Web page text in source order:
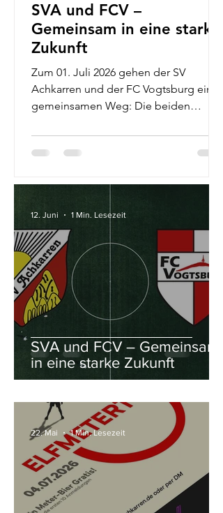
SVA und FCV –
Gemeinsam in eine starke
Zukunft
Zum 01. Juli 2026 gehen der SV
Achkarren und der FC Vogtsburg einen
gemeinsamen Weg: Die beiden
Mannschaften zu einer
Spielgemeinschaft – SG
Schritt mit Perspektive Diese
intensiver Gespräche und eines klaren
Ziels: Den Fußball in unserer Region
nachhaltig zu sichern und
weiterzuentwickeln. Durch die
Bündelung unserer Kräfte schaffen wir:
stabile Strukturen für die Zukunft be
SVA und FCV – Gemeinsam
in eine starke Zukunft
12. Juni 1 Min. Lesezeit
22. Mai 1 Min. Lesezeit